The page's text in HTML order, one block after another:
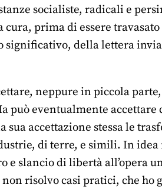
socialiste, radicali e
prima di essere
significativo, della lettera
neppure in piccola
può eventualmente accettare
accettazione stessa le
di terre, e simili. In
e slancio di libertà all’opera
non risolvo casi pratici, che